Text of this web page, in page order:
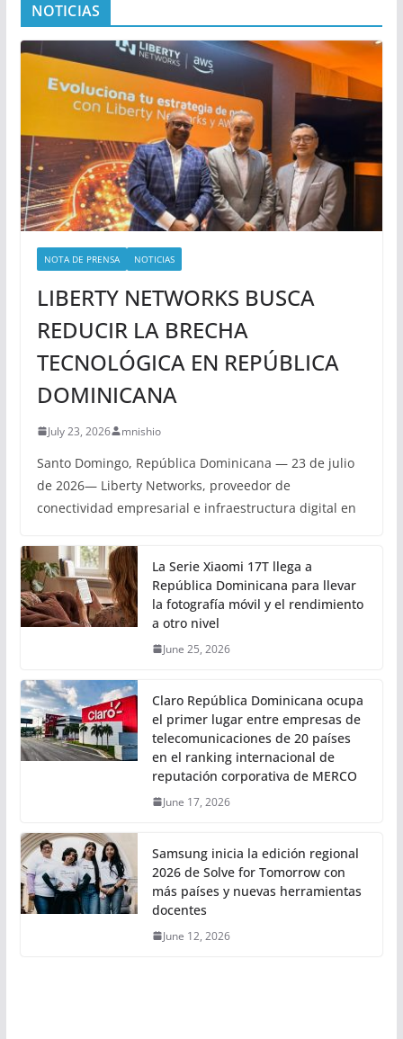
NOTICIAS
NOTA DE PRENSA NOTICIAS
LIBERTY NETWORKS BUSCA
REDUCIR LA BRECHA
TECNOLÓGICA EN REPÚBLICA
DOMINICANA
July 23, 2026 mnishio
Santo Domingo, República Dominicana — 23 de julio
de 2026— Liberty Networks, proveedor de
conectividad empresarial e infraestructura digital en
La Serie Xiaomi 17T llega a
República Dominicana para llevar
la fotografía móvil y el rendimiento
a otro nivel
June 25, 2026
Claro República Dominicana ocupa
el primer lugar entre empresas de
telecomunicaciones de 20 países
en el ranking internacional de
reputación corporativa de MERCO
June 17, 2026
Samsung inicia la edición regional
2026 de Solve for Tomorrow con
más países y nuevas herramientas
docentes
June 12, 2026